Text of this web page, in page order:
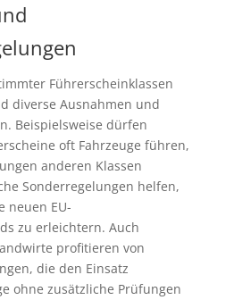
Führerscheinklassen
diverse Ausnahmen und
Beispielsweise dürfen
oft Fahrzeuge führen,
anderen Klassen
Sonderregelungen helfen,
neuen EU-
zu erleichtern. Auch
profitieren von
die den Einsatz
ohne zusätzliche Prüfungen